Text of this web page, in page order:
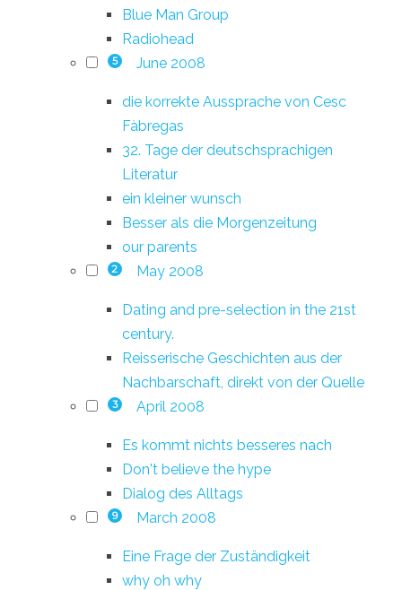
Blue Man Group
Radiohead
5 June 2008
die korrekte Aussprache von Cesc
Fàbregas
32. Tage der deutschsprachigen
Literatur
ein kleiner wunsch
Besser als die Morgenzeitung
our parents
2 May 2008
Dating and pre-selection in the 21st
century.
Reisserische Geschichten aus der
Nachbarschaft, direkt von der Quelle
3 April 2008
Es kommt nichts besseres nach
Don't believe the hype
Dialog des Alltags
9 March 2008
Eine Frage der Zuständigkeit
why oh why